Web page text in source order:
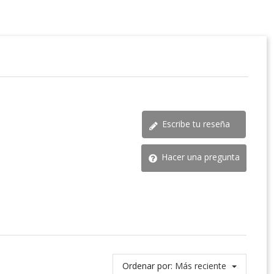
Escribe tu reseña
Hacer una pregunta
Ordenar por: Más reciente